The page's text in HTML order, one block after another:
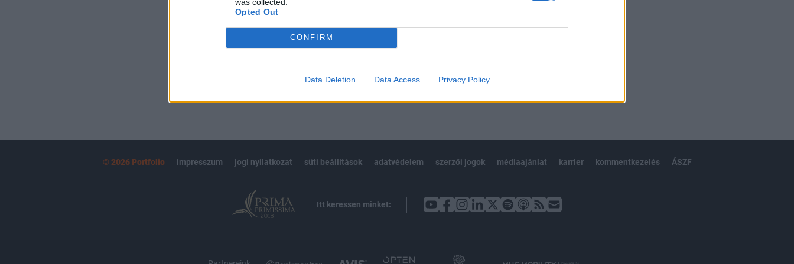
Opted Out
CONFIRM
Data Deletion Data Access Privacy Policy
kötéslistái
Előfizetés
MÁR ELŐFIZETŐNK VAGY? BEJELENTKEZÉS
© 2026 Portfolio impresszum jogi nyilatkozat süti beállítások adatvédelem szerzői jogok médiaajánlat karrier kommentkezelés ÁSZF
Itt keressen minket: